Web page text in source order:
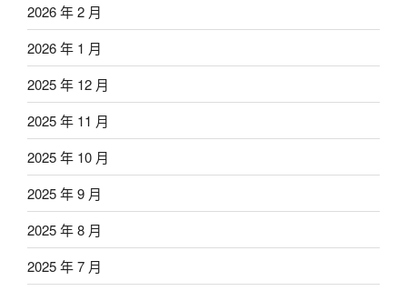
2026 年 2 月
2026 年 1 月
2025 年 12 月
2025 年 11 月
2025 年 10 月
2025 年 9 月
2025 年 8 月
2025 年 7 月